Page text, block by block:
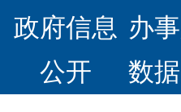
政府信息
公开
办
数